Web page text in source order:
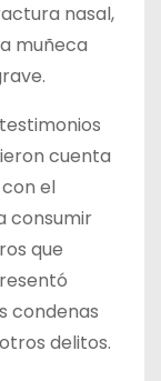
nasal,
muñeca
cuenta
el
consumir
que
condenas
delitos.